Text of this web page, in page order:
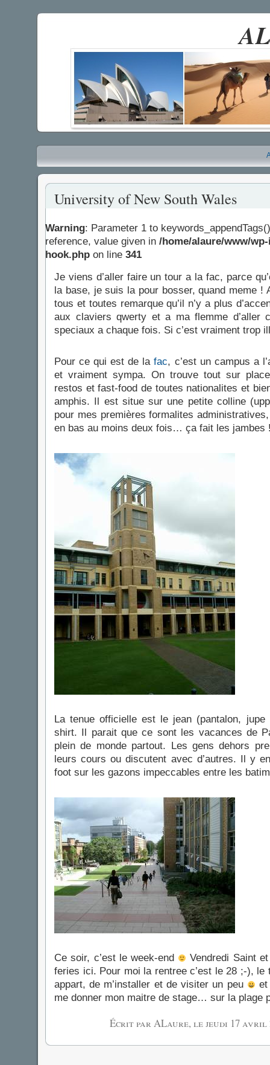
University of New South Wales
Warning: Parameter 1 to
reference, value given in /home/alaure/www/
hook.php on line 341
Je viens d’aller faire un tour a la fac, parce
la base, je suis la pour bosser, quand meme !
tous et toutes remarque qu’il n’y a plus
aux claviers qwerty et a ma flemme d’aller
speciaux a chaque fois. Si c’est vraiment trop
Pour ce qui est de lafac, c’est un campus a
et vraiment sympa. On trouve tout sur
restos et fast-food de toutes nationalites et
amphis. Il est situe sur une petite colline
pour mes premières formalites
en bas au moins deux fois… ça fait les jambes
La tenue officielle est le jean (pantalon,
shirt. Il parait que ce sont les vacances de
plein de monde partout. Les gens dehors
leurs cours ou discutent avec d’autres. Il y
foot sur les gazons impeccables entre les
Ce soir, c’est le week-end
Vendredi Saint
feries ici. Pour moi la rentree c’est le 28 ;-), le
appart, de m’installer et de visiter un peu
et
me donner mon maitre de stage… sur la plage
Écrit par ALaure, lejeudi 17 avril